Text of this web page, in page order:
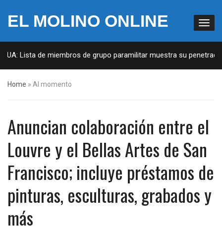
EL MOLINO ONLINE
Lista de miembros de grupo paramilitar muestra su
Home » Al momento
Anuncian colaboración entre el
Louvre y el Bellas Artes de San
Francisco; incluye préstamos de
pinturas, esculturas, grabados y
más